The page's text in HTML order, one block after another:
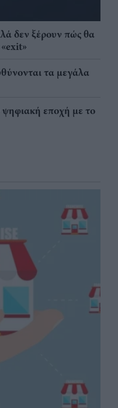
δεν ξέρουν πώς θα
τα μεγάλα
εποχή με το